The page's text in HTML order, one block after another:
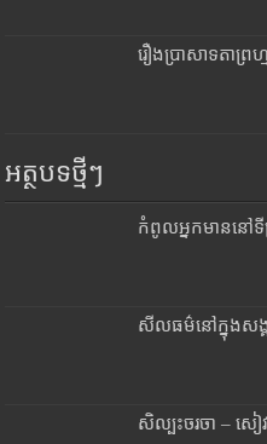
រឿងប្រាសាទតាព្រហ្
អត្ថបទថ្មីៗ
កំពូលអ្នកមាននៅ
សីលធម៌នៅក្នុងសង្
សិល្បះចរចា – សៀ